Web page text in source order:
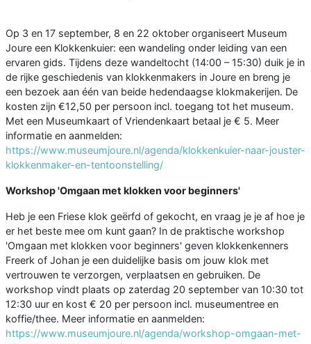
Op 3 en 17 september, 8 en 22 oktober organiseert Museum
Joure een Klokkenkuier: een wandeling onder leiding van een
ervaren gids. Tijdens deze wandeltocht (14:00 – 15:30) duik je in
de rijke geschiedenis van klokkenmakers in Joure en breng je
een bezoek aan één van beide hedendaagse klokmakerijen. De
kosten zijn €12,50 per persoon incl. toegang tot het museum.
Met een Museumkaart of Vriendenkaart betaal je € 5. Meer
informatie en aanmelden:
https://www.museumjoure.nl/agenda/klokkenkuier-naar-jouster-
klokkenmaker-en-tentoonstelling/
Workshop 'Omgaan met klokken voor beginners'
Heb je een Friese klok geërfd of gekocht, en vraag je je af hoe je
er het beste mee om kunt gaan? In de praktische workshop
'Omgaan met klokken voor beginners' geven klokkenkenners
Freerk of Johan je een duidelijke basis om jouw klok met
vertrouwen te verzorgen, verplaatsen en gebruiken. De
workshop vindt plaats op zaterdag 20 september van 10:30 tot
12:30 uur en kost € 20 per persoon incl. museumentree en
koffie/thee. Meer informatie en aanmelden:
https://www.museumjoure.nl/agenda/workshop-omgaan-met-